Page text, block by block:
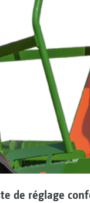
de réglage